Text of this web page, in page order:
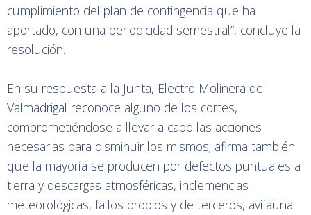
cumplimiento del plan de contingencia que ha
aportado, con una periodicidad semestral”, concluye la
resolución.
En su respuesta a la Junta, Electro Molinera de
Valmadrigal reconoce alguno de los cortes,
comprometiéndose a llevar a cabo las acciones
necesarias para disminuir los mismos; afirma también
que la mayoría se producen por defectos puntuales a
tierra y descargas atmosféricas, inclemencias
meteorológicas, fallos propios y de terceros, avifauna